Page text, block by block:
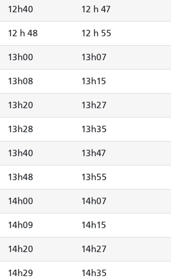
12h40 12 h 47
12 h 48 12 h 55
13h00 13h07
13h08 13h15
13h20 13h27
13h28 13h35
13h40 13h47
13h48 13h55
14h00 14h07
14h09 14h15
14h20 14h27
14h29 14h35